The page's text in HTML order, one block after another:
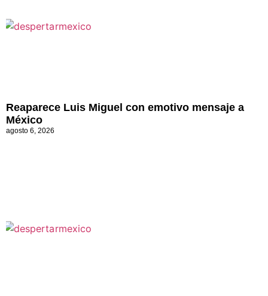
Reaparece Luis Miguel con emotivo mensaje a
México
agosto 6, 2026